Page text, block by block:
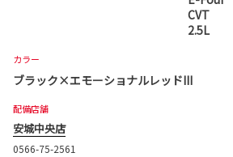
CVT
2.5L
カラー
ブラック×エモーショナルレッドIII
配備店舗
安城中央店
0566-75-2561